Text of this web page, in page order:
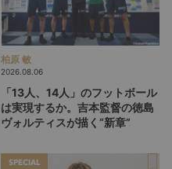
柏原 敏
2026.08.06
「13人、14人」のフットボール
は実現するか。吉本監督の徳島
ヴォルティスが描く“新章”
SPECIAL